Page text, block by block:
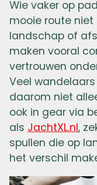
Wie vaker op
mooie route
landschap of
maken vooral
vertrouwen
Veel
daarom niet
ook in gear via
als JachtXL.nl,
spullen die op
het verschil